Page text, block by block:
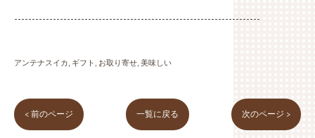
----------------------------------------------------------------------
アンテナスイカ ギフト お取り寄せ 美味しい
< 前のページ 一覧に戻る 次のページ >